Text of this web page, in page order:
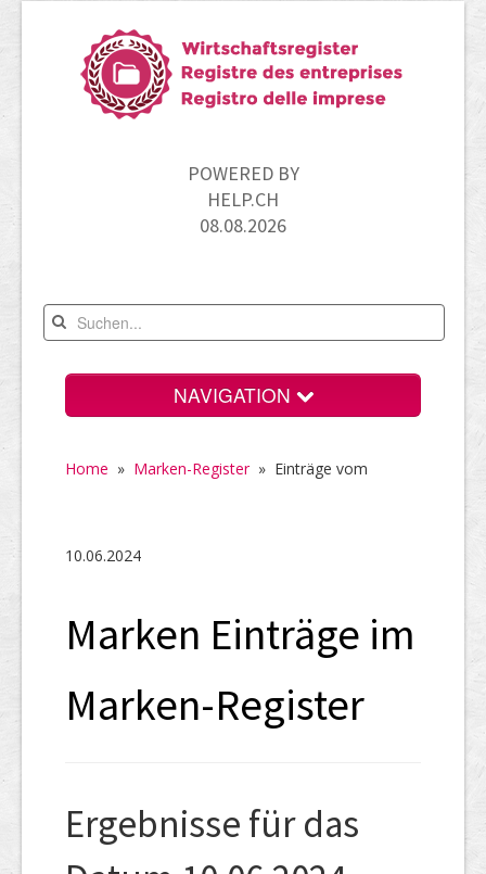
POWERED BY
HELP.CH
08.08.2026
NAVIGATION
UID-Register
Home » Marken-Register» Einträge vom
10.06.2024
Marken Einträge im
Marken-Register
Ergebnisse für das